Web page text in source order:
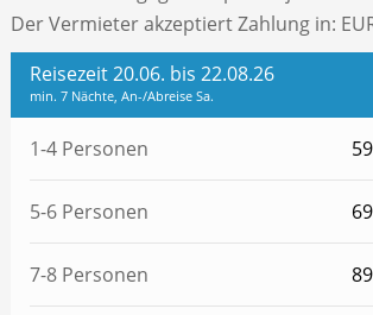
Der Vermieter akzeptiert Zahlung in:
Reisezeit 20.06. bis 22.08.26
min. 7 Nächte, An-/Abreise Sa.
1-4 Personen
5-6 Personen
7-8 Personen